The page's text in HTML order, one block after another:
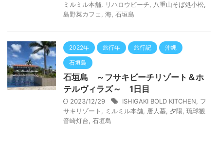
ミルミル本舗
リハロウビーチ 八重山そば処小松
島野菜カフェ
海 石垣島
2022年 旅行年 旅行記 沖縄
石垣島
石垣島 ～フサキビーチリゾート＆ホ
テルヴィラズ～ 1日目
2023/12/29 ISHIGAKI BOLD KITCHEN
フ
サキリゾート
ミルミル本舗 唐人墓 夕陽 琉球観
音崎灯台 石垣島